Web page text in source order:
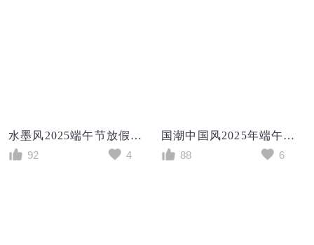
水墨风2025端午节放假通知水墨风国风手机海报
92
4
国潮中国风2025年端午节放假通知展板
88
6